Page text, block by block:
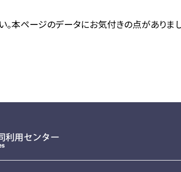
本ページのデータにお気付きの点がありま